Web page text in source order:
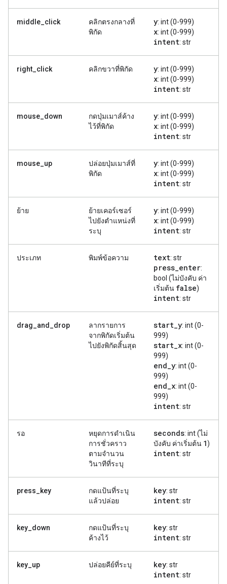
middle_click
คลิกตรงกลางที่
พิกัด
y: int (0-999)
x: int (0-999)
intent: str
right_click คลิกขวาที่พิกัด y: int (0-999)
x: int (0-999)
intent: str
mouse_down
กดปุ่มเมาส์ค้าง
ไว้ที่พิกัด
y: int (0-999)
x: int (0-999)
intent: str
mouse_up
ปล่อยปุ่มเมาส์ที่
พิกัด
y: int (0-999)
x: int (0-999)
intent: str
ย้าย
ย้ายเคอร์เซอร์
ไปยังตำแหน่งที่
ระบุ
y: int (0-999)
x: int (0-999)
intent: str
ประเภท พิมพ์ข้อความ text: str
press_enter:
bool (ไม่บังคับ ค่า
เริ่มต้น false)
intent: str
drag_and_drop
ลากรายการ
จากพิกัดเริ่มต้น
ไปยังพิกัดสิ้นสุด
start_y: int (0-
999)
start_x: int (0-
999)
end_y: int (0-
999)
end_x: int (0-
999)
intent: str
รอ
หยุดการดำเนิน
การชั่วคราว
ตามจำนวน
วินาทีที่ระบุ
seconds: int (ไม่
บังคับ ค่าเริ่มต้น 1)
intent: str
press_key
กดแป้นที่ระบุ
แล้วปล่อย
key: str
intent: str
key_down
กดแป้นที่ระบุ
ค้างไว้
key: str
intent: str
key_up ปล่อยคีย์ที่ระบุ key: str
intent: str